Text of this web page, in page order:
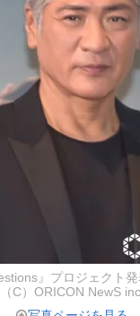
』プロジェクト
（C）ORICON NewS